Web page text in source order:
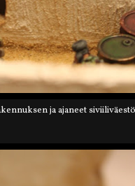
ja ajaneet